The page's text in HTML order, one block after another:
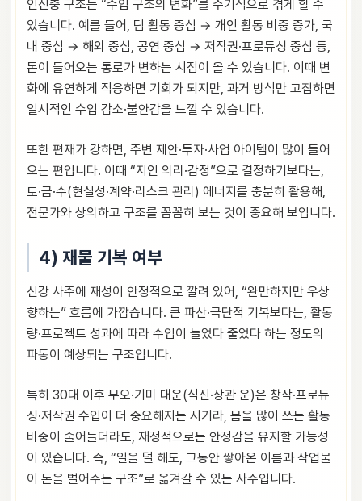
인신충 구조는 “수입 구조의 변화”를 주기적으로 겪게 할 수
있습니다. 예를 들어, 팀 활동 중심 → 개인 활동 비중 증가, 국
내 중심 → 해외 중심, 공연 중심 → 저작권·프로듀싱 중심 등,
돈이 들어오는 통로가 변하는 시점이 올 수 있습니다. 이때 변
화에 유연하게 적응하면 기회가 되지만, 과거 방식만 고집하면
일시적인 수입 감소·불안감을 느낄 수 있습니다.
또한 편재가 강하면, 주변 제안·투자·사업 아이템이 많이 들어
오는 편입니다. 이때 “지인 의리·감정”으로 결정하기보다는,
토·금·수(현실성·계약·리스크 관리) 에너지를 충분히 활용해,
전문가와 상의하고 구조를 꼼꼼히 보는 것이 중요해 보입니다.
4) 재물 기복 여부
신강 사주에 재성이 안정적으로 깔려 있어, “완만하지만 우상
향하는” 흐름에 가깝습니다. 큰 파산·극단적 기복보다는, 활동
량·프로젝트 성과에 따라 수입이 늘었다 줄었다 하는 정도의
파동이 예상되는 구조입니다.
특히 30대 이후 무오·기미 대운(식신·상관 운)은 창작·프로듀
싱·저작권 수입이 더 중요해지는 시기라, 몸을 많이 쓰는 활동
비중이 줄어들더라도, 재정적으로는 안정감을 유지할 가능성
이 있습니다. 즉, “일을 덜 해도, 그동안 쌓아온 이름과 작업물
이 돈을 벌어주는 구조”로 옮겨갈 수 있는 사주입니다.